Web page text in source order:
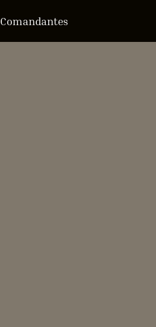
Comandantes